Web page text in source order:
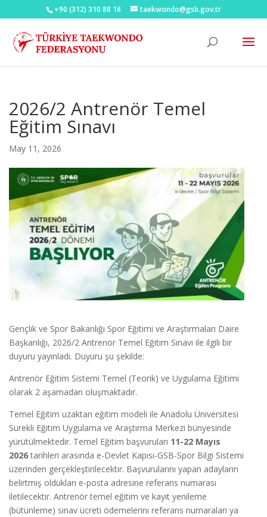
+90 (312) 310 88 16 taekwondo@gsb.gov.tr
2026/2 Antrenör Temel
Eğitim Sınavı
May 11, 2026
Gençlik ve Spor Bakanlığı Spor Eğitimi ve Araştırmaları Daire
Başkanlığı, 2026/2 Antrenör Temel Eğitim Sınavı ile ilgili bir
duyuru yayınladı. Duyuru şu şekilde:
Antrenör Eğitim Sistemi Temel (Teorik) ve Uygulama Eğitimi
olarak 2 aşamadan oluşmaktadır.
Temel Eğitim uzaktan eğitim modeli ile Anadolu Üniversitesi
Sürekli Eğitim Uygulama ve Araştırma Merkezi bünyesinde
yürütülmektedir. Temel Eğitim başvuruları 11-22 Mayıs
2026tarihleri arasında e-Devlet Kapısı-GSB-Spor Bilgi Sistemi
üzerinden gerçekleştirilecektir. Başvurularını yapan adayların
belirtmiş oldukları e-posta adresine referans numarası
iletilecektir. Antrenör temel eğitim ve kayıt yenileme
(bütünleme) sınav ücreti ödemelerini referans numaraları ya